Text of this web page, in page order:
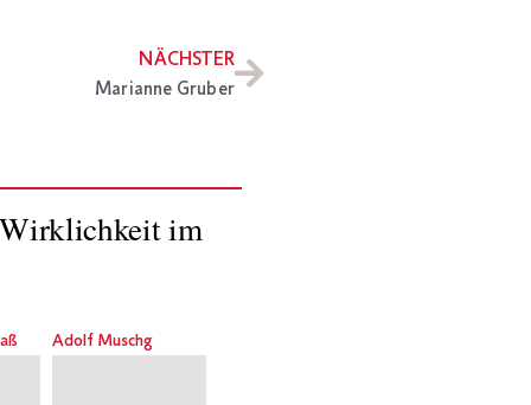
NÄCHSTER
Marianne Gruber
Wirklichkeit im
Adolf Muschg